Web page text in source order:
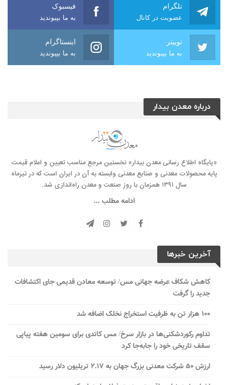
تلگرام
عضویت در کانال
فیسبوک
به ما بپیوندید
توییتر
به ما بپیوندید
اینستاگرام
به ما بپیوندید
درباره معدن بیدار
«پایگاه اطلاع رسانی معدن بیدار» نخستین مرجع مناسب تعیین و اعلام قیمت
پایه محصولات معدنی و صنایع معدنی وابسته به آن در ایران است که در تیرماه
سال ۱۳۹۱ همزمان با روز صنعت و معدن راه‌‌اندازی شد.
ادامه مطلب ...
آخرین خبرها
کاهش شکاف عرضه جهانی مس/ توسعه معادن قدیمی جای اکتشافات
جدید را گرفت
۱۰۰ هزار تن به ظرفیت استخراج نخلک اضافه شد
تداوم رکوردشکنی‌ها در بازار سرخ/ مس کاتدی برای سومین هفته پیاپی
سقف تاریخی خود را جابه‌جا کرد
ارزش ۵۰ شرکت معدنی بزرگ جهان به ۲.۱۷ تریلیون دلار رسید